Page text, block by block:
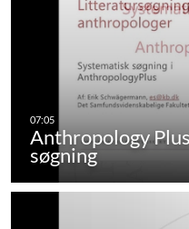
Anthropology
søgning